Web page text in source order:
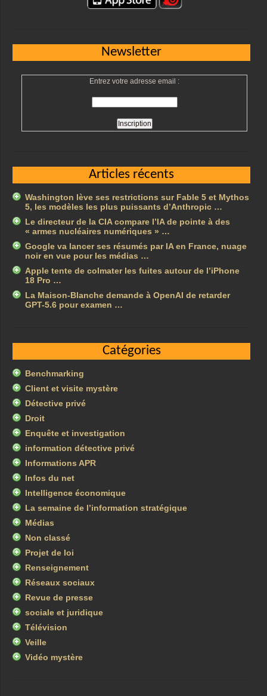
Newsletter
Entrez votre adresse email :
Articles récents
Washington lève ses restrictions sur Fable 5 et Mythos
5, les modèles les plus puissants d’Anthropic …
Le directeur de la CIA compare l’IA de pointe à des
« armes nucléaires numériques » …
Google va lancer ses résumés par IA en France, nuage
noir en vue pour les médias …
Apple tente de colmater les fuites autour de l’iPhone
18 Pro …
La Maison-Blanche demande à OpenAI de retarder
GPT-5.6 pour examen …
Catégories
Benchmarking
Client et visite mystère
Détective privé
Droit
Enquête et investigation
information détective privé
Informations APR
Infos du net
Intelligence économique
La semaine de l’information stratégique
Médias
Non classé
Projet de loi
Renseignement
Réseaux sociaux
Revue de presse
sociale et juridique
Télévision
Veille
Vidéo mystère